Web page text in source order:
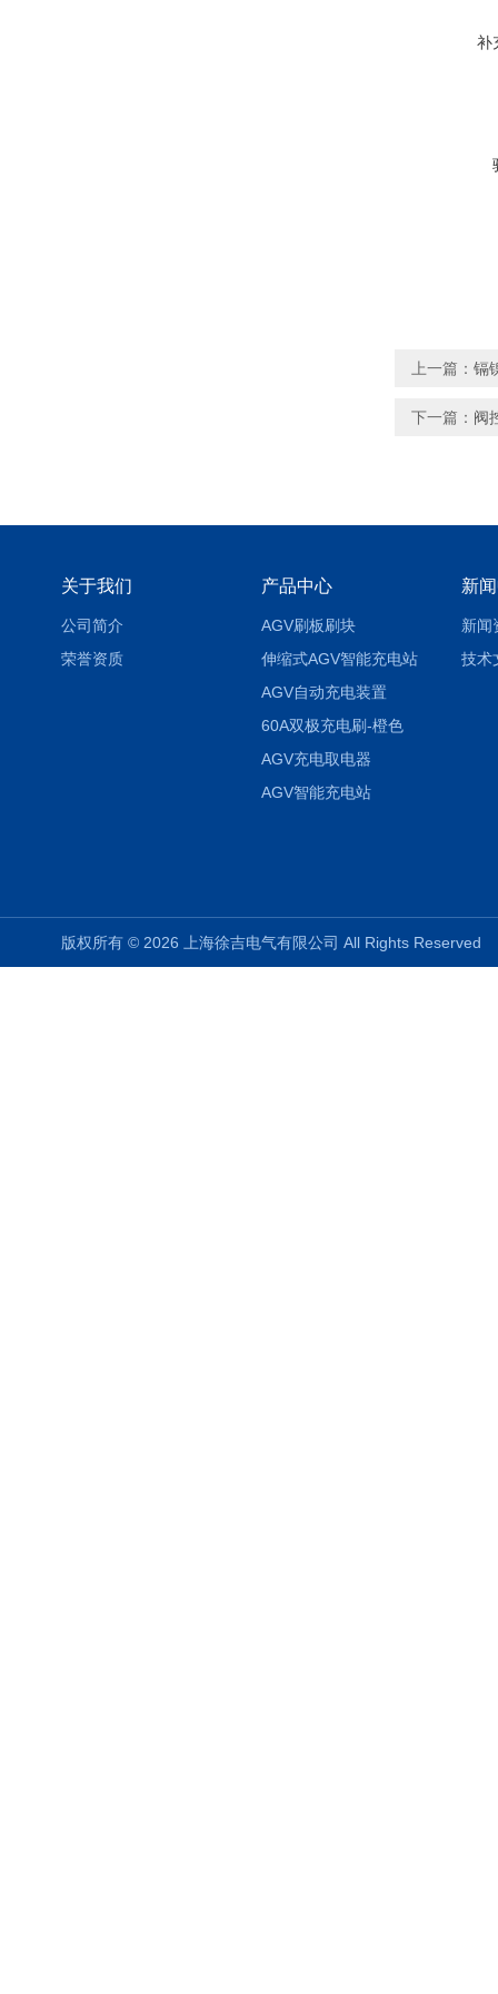
补
上一篇： 镉
下一篇： 阀
关于我们
公司简介
荣誉资质
产品中心
AGV刷板刷块
伸缩式AGV智能充电站
AGV自动充电装置
60A双极充电刷-橙色
AGV充电取电器
AGV智能充电站
新
新闻
技术
版权所有 © 2026 上海徐吉电气有限公司 All Rights